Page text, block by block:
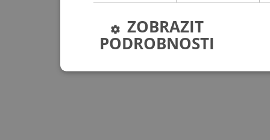
ZOBRAZIT
PODROBNOSTI